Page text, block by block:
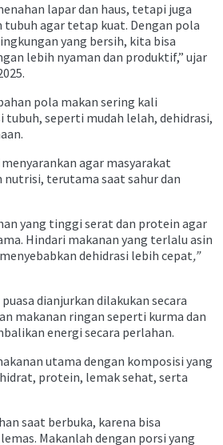
lapar dan haus, tetapi juga
tubuh agar tetap kuat. Dengan pola
yang bersih, kita bisa
lebih nyaman dan produktif,” ujar
pola makan sering kali
tubuh, seperti mudah lelah, dehidrasi,
agar masyarakat
terutama saat sahur dan
yang tinggi serat dan protein agar
Hindari makanan yang terlalu asin
dehidrasi lebih cepat,”
dianjurkan dilakukan secara
makanan ringan seperti kurma dan
energi secara perlahan.
utama dengan komposisi yang
protein, lemak sehat, serta
saat berbuka, karena bisa
Makanlah dengan porsi yang